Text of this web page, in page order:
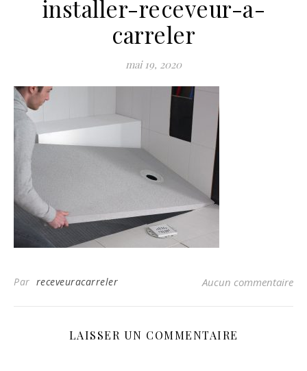
installer-receveur-a-
carreler
mai 19, 2020
Par receveuracarreler Aucun commentaire
LAISSER UN COMMENTAIRE